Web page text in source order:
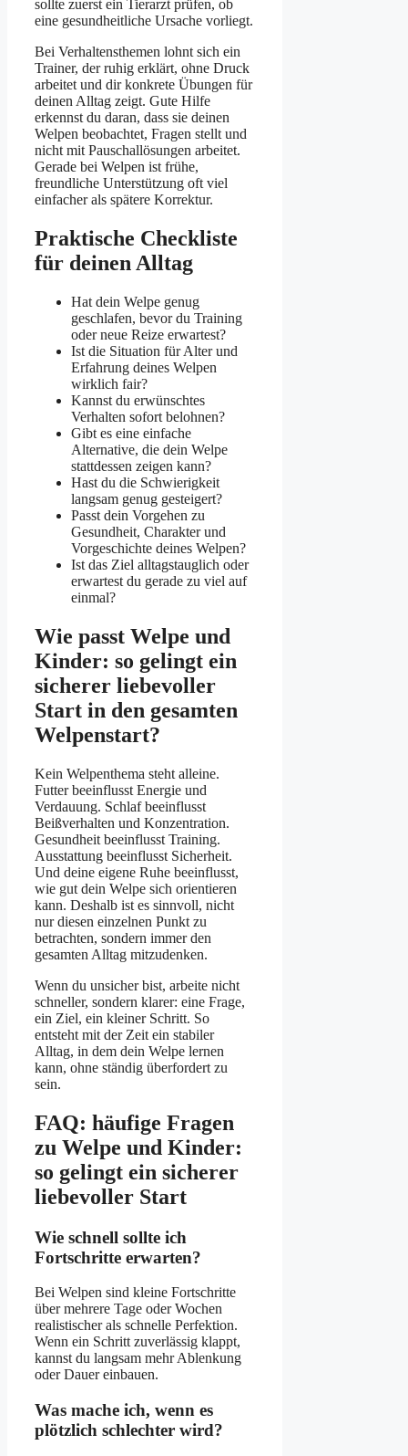
sollte zuerst ein Tierarzt prüfen, ob
eine gesundheitliche Ursache vorliegt.
Bei Verhaltensthemen lohnt sich ein
Trainer, der ruhig erklärt, ohne Druck
arbeitet und dir konkrete Übungen für
deinen Alltag zeigt. Gute Hilfe
erkennst du daran, dass sie deinen
Welpen beobachtet, Fragen stellt und
nicht mit Pauschallösungen arbeitet.
Gerade bei Welpen ist frühe,
freundliche Unterstützung oft viel
einfacher als spätere Korrektur.
Praktische Checkliste
für deinen Alltag
Hat dein Welpe genug
geschlafen, bevor du Training
oder neue Reize erwartest?
Ist die Situation für Alter und
Erfahrung deines Welpen
wirklich fair?
Kannst du erwünschtes
Verhalten sofort belohnen?
Gibt es eine einfache
Alternative, die dein Welpe
stattdessen zeigen kann?
Hast du die Schwierigkeit
langsam genug gesteigert?
Passt dein Vorgehen zu
Gesundheit, Charakter und
Vorgeschichte deines Welpen?
Ist das Ziel alltagstauglich oder
erwartest du gerade zu viel auf
einmal?
Wie passt Welpe und
Kinder: so gelingt ein
sicherer liebevoller
Start in den gesamten
Welpenstart?
Kein Welpenthema steht alleine.
Futter beeinflusst Energie und
Verdauung. Schlaf beeinflusst
Beißverhalten und Konzentration.
Gesundheit beeinflusst Training.
Ausstattung beeinflusst Sicherheit.
Und deine eigene Ruhe beeinflusst,
wie gut dein Welpe sich orientieren
kann. Deshalb ist es sinnvoll, nicht
nur diesen einzelnen Punkt zu
betrachten, sondern immer den
gesamten Alltag mitzudenken.
Wenn du unsicher bist, arbeite nicht
schneller, sondern klarer: eine Frage,
ein Ziel, ein kleiner Schritt. So
entsteht mit der Zeit ein stabiler
Alltag, in dem dein Welpe lernen
kann, ohne ständig überfordert zu
sein.
FAQ: häufige Fragen
zu Welpe und Kinder:
so gelingt ein sicherer
liebevoller Start
Wie schnell sollte ich
Fortschritte erwarten?
Bei Welpen sind kleine Fortschritte
über mehrere Tage oder Wochen
realistischer als schnelle Perfektion.
Wenn ein Schritt zuverlässig klappt,
kannst du langsam mehr Ablenkung
oder Dauer einbauen.
Was mache ich, wenn es
plötzlich schlechter wird?